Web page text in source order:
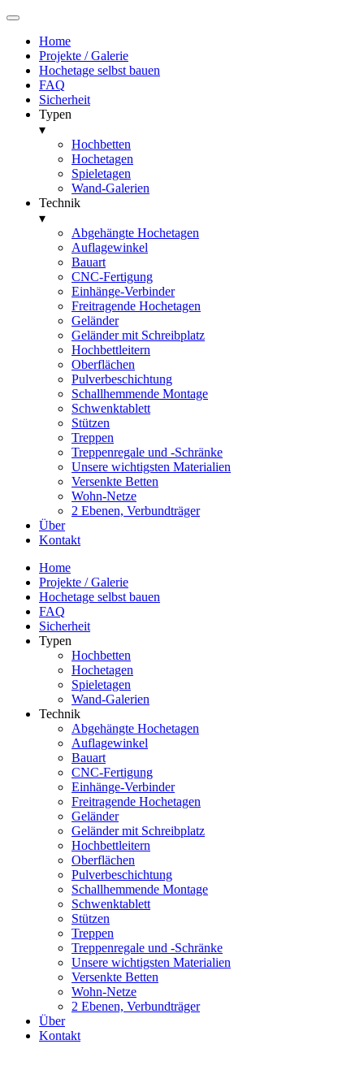
Home
Projekte / Galerie
Hochetage selbst bauen
FAQ
Sicherheit
Typen
▾
Hochbetten
Hochetagen
Spieletagen
Wand-Galerien
Technik
▾
Abgehängte Hochetagen
Auflagewinkel
Bauart
CNC-Fertigung
Einhänge-Verbinder
Freitragende Hochetagen
Geländer
Geländer mit Schreibplatz
Hochbettleitern
Oberflächen
Pulverbeschichtung
Schallhemmende Montage
Schwenktablett
Stützen
Treppen
Treppenregale und -Schränke
Unsere wichtigsten Materialien
Versenkte Betten
Wohn-Netze
2 Ebenen, Verbundträger
Über
Kontakt
Home
Projekte / Galerie
Hochetage selbst bauen
FAQ
Sicherheit
Typen
Hochbetten
Hochetagen
Spieletagen
Wand-Galerien
Technik
Abgehängte Hochetagen
Auflagewinkel
Bauart
CNC-Fertigung
Einhänge-Verbinder
Freitragende Hochetagen
Geländer
Geländer mit Schreibplatz
Hochbettleitern
Oberflächen
Pulverbeschichtung
Schallhemmende Montage
Schwenktablett
Stützen
Treppen
Treppenregale und -Schränke
Unsere wichtigsten Materialien
Versenkte Betten
Wohn-Netze
2 Ebenen, Verbundträger
Über
Kontakt